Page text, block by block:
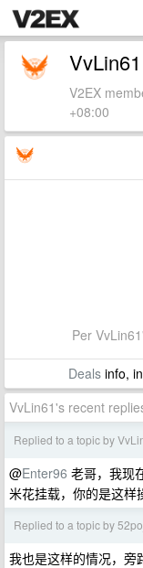
VvLin61
V2EX
+08:00
Per
Dealsinfo,
VvLin61's recent
Replied to a topic by
@Enter96 老哥，我现
米花挂载，你的是这样
Replied to a topic by
我也是这样的情况，